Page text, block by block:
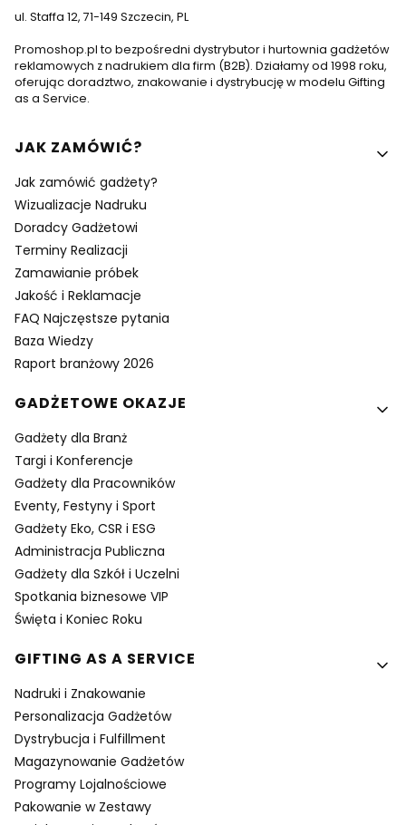
ul. Staffa 12, 71-149 Szczecin, PL
Promoshop.pl to bezpośredni dystrybutor i hurtownia gadżetów
reklamowych z nadrukiem dla firm (B2B). Działamy od 1998 roku,
oferując doradztwo, znakowanie i dystrybucję w modelu Gifting
as a Service.
Linki w stopce
JAK ZAMÓWIĆ?
Jak zamówić gadżety?
Wizualizacje Nadruku
Doradcy Gadżetowi
Terminy Realizacji
Zamawianie próbek
Jakość i Reklamacje
FAQ Najczęstsze pytania
Baza Wiedzy
Raport branżowy 2026
GADŻETOWE OKAZJE
Gadżety dla Branż
Targi i Konferencje
Gadżety dla Pracowników
Eventy, Festyny i Sport
Gadżety Eko, CSR i ESG
Administracja Publiczna
Gadżety dla Szkół i Uczelni
Spotkania biznesowe VIP
Święta i Koniec Roku
GIFTING AS A SERVICE
Nadruki i Znakowanie
Personalizacja Gadżetów
Dystrybucja i Fulfillment
Magazynowanie Gadżetów
Programy Lojalnościowe
Pakowanie w Zestawy